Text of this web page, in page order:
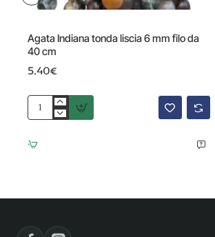
Agata Indiana tonda liscia 6 mm filo da
40 cm
5.40€
Agata
tonda
liscia
cm